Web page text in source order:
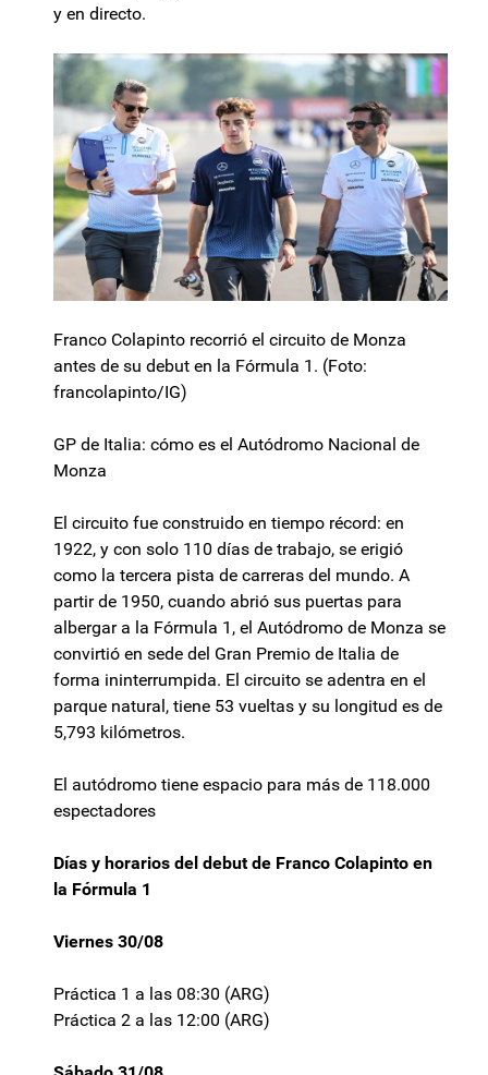
y en directo.
Franco Colapinto recorrió el circuito de Monza
antes de su debut en la Fórmula 1. (Foto:
francolapinto/IG)
GP de Italia: cómo es el Autódromo Nacional de
Monza
El circuito fue construido en tiempo récord: en
1922, y con solo 110 días de trabajo, se erigió
como la tercera pista de carreras del mundo. A
partir de 1950, cuando abrió sus puertas para
albergar a la Fórmula 1, el Autódromo de Monza se
convirtió en sede del Gran Premio de Italia de
forma ininterrumpida. El circuito se adentra en el
parque natural, tiene 53 vueltas y su longitud es de
5,793 kilómetros.
El autódromo tiene espacio para más de 118.000
espectadores
Días y horarios del debut de Franco Colapinto en
la Fórmula 1
Viernes 30/08
Práctica 1 a las 08:30 (ARG)
Práctica 2 a las 12:00 (ARG)